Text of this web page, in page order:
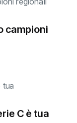
campioni
C è tua